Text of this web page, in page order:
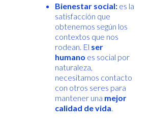
Bienestar social:es la
satisfacción que
obtenemos según los
contextos que nos
rodean. El ser
humano es social por
naturaleza,
necesitamos contacto
con otros seres para
mantener una mejor
calidad de vida.